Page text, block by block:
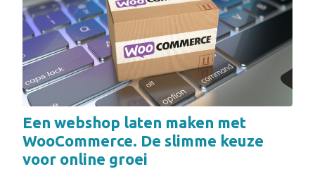
Een webshop laten maken met
WooCommerce. De slimme keuze
voor online groei